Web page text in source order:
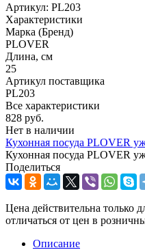
Артикул: PL203
Характеристики
Марка (Бренд)
PLOVER
Длина, см
25
Артикул поставщика
PL203
Все характеристики
828 руб.
Нет в наличии
Кухонная посуда PLOVER
Кухонная посуда PLOVER
Поделиться
Цена действительна только
отличаться от цен в
Описание